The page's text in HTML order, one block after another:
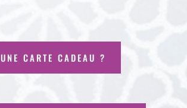
UNE CARTE CADEAU ?